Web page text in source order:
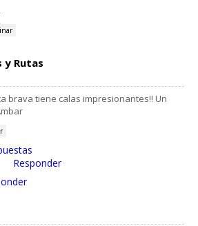
y Rutas
brava tiene calas impresionantes!! Un
Responder